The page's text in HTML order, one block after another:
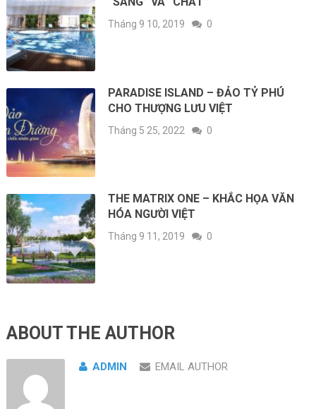
Tháng 9 10, 2019 0
PARADISE ISLAND – ĐẢO TỶ PHÚ
CHO THƯỢNG LƯU VIỆT
Tháng 5 25, 2022 0
THE MATRIX ONE – KHẮC HỌA VĂN
HÓA NGƯỜI VIỆT
Tháng 9 11, 2019 0
ABOUT THE AUTHOR
ADMIN EMAIL AUTHOR